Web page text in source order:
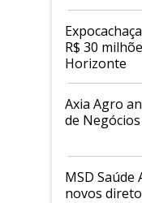
R$ 30
Horizonte
Axia Agro
de
MSD Saúde
novos